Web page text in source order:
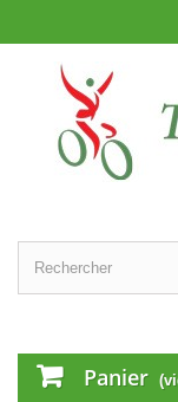
Panier